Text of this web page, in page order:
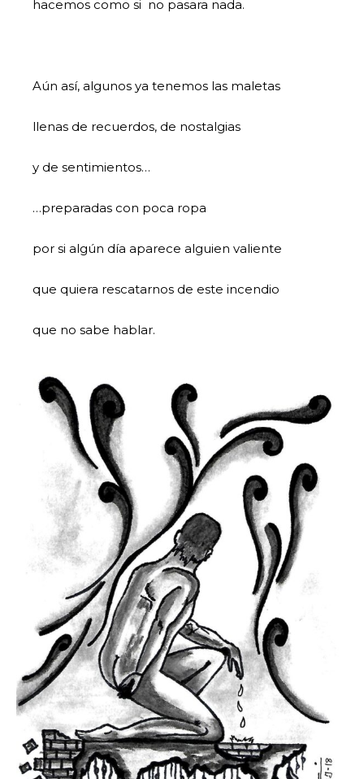
hacemos como si no pasara nada.
Aún así, algunos ya tenemos las maletas
llenas de recuerdos, de nostalgias
y de sentimientos…
…preparadas con poca ropa
por si algún día aparece alguien valiente
que quiera rescatarnos de este incendio
que no sabe hablar.